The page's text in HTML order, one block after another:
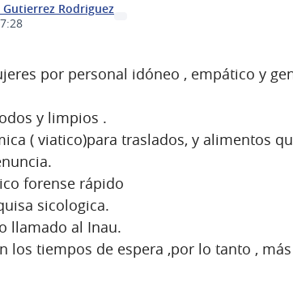
Rodriguez
por personal idóneo , empático y
y limpios .
( viatico)para traslados, y alimentos
forense rápido
sicologica.
llamado al Inau.
los tiempos de espera ,por lo tanto ,